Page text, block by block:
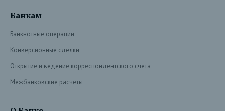
Банкам
Банкнотные операции
Конверсионные сделки
Открытие и ведение корреспондентского счета
Межбанковские расчеты